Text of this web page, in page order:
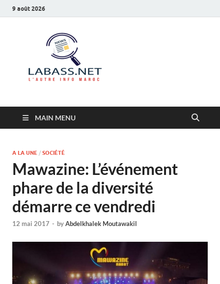
9 août 2026
MAIN MENU
A LA UNE / SOCIÉTÉ
Mawazine: L’événement
phare de la diversité
démarre ce vendredi
12 mai 2017 - byAbdelkhalek Moutawakil